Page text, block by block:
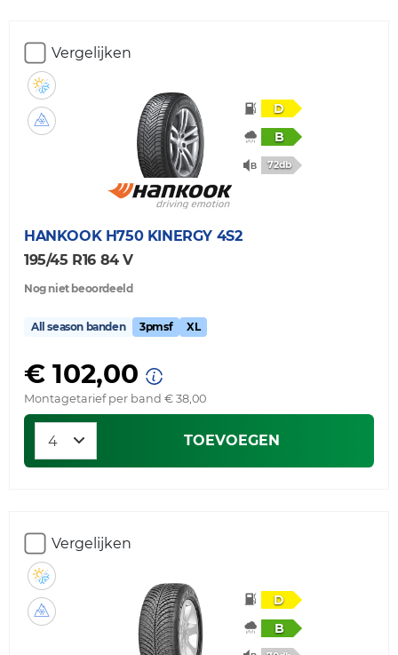
Vergelijken
D
B
72db
HANKOOK H750 KINERGY 4S2
195/45 R16 84 V
Nog niet beoordeeld
All season banden 3pmsf XL
€ 102,00
Montagetarief per band € 38,00
TOEVOEGEN
Vergelijken
D
B